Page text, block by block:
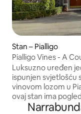
Stan – Pialligo
Pialligo Vines - A
Luksuzno uređen
ispunjen svjetlošću
vinovom lozom u
ovaj stan ima
House i udaljen je